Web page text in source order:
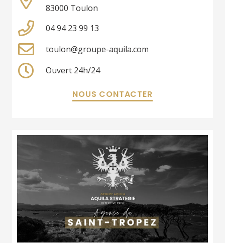
83000 Toulon
04 94 23 99 13
toulon@groupe-aquila.com
Ouvert 24h/24
NOUS CONTACTER